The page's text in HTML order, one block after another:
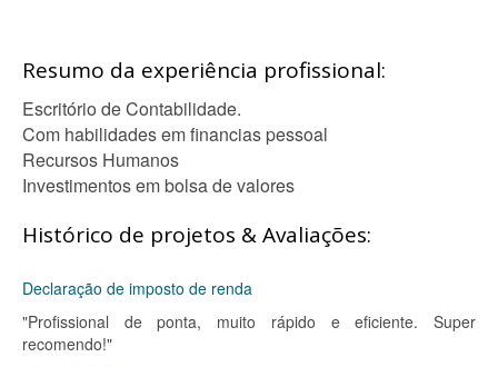
Resumo da experiência profissional:
Escritório de Contabilidade.
Com habilidades em financias pessoal
Recursos Humanos
Investimentos em bolsa de valores
Histórico de projetos & Avaliações:
Declaração de imposto de renda
"Profissional de ponta, muito rápido e eficiente. Super
recomendo!"